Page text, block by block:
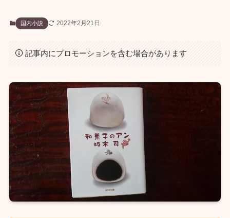
国内小説 2022年2月21日
記事内にプロモーションを含む場合があります